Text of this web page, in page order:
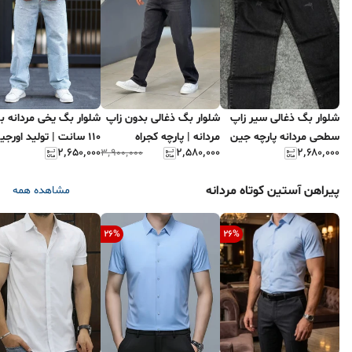
شلوار بگ ذغالی سیر زاپ
سطحی مردانه پارچه جین
کجراه سنگشور کد ۷۶۷
۲٬۶۸۰٬۰۰۰
شلوار بگ ذغالی بدون زاپ
مردانه | پارچه کجراه
۲٬۵۸۰٬۰۰۰
۳٬۹۰۰٬۰۰۰
شلوار بگ یخی مردانه
۱۱۰ سانت | تولید
دیلم
۲٬۶۵۰٬۰۰۰
پیراهن آستین کوتاه مردانه مشاهده همه
26%
26%